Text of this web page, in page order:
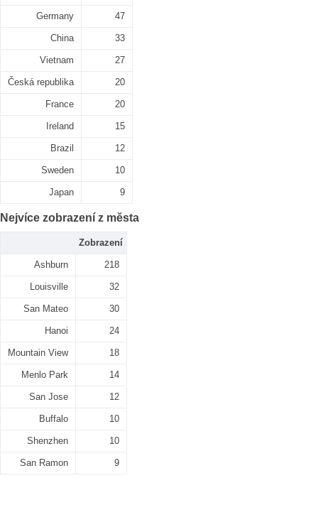
Germany 47
China 33
Vietnam 27
Česká republika 20
France 20
Ireland 15
Brazil 12
Sweden 10
Japan 9
Nejvíce zobrazení z města
Zobrazení
Ashburn 218
Louisville 32
San Mateo 30
Hanoi 24
Mountain View 18
Menlo Park 14
San Jose 12
Buffalo 10
Shenzhen 10
San Ramon 9